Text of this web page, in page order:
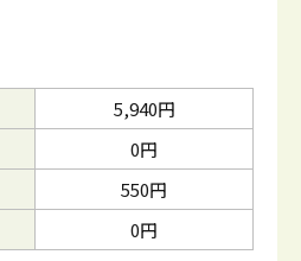
5,940円
0円
550円
0円